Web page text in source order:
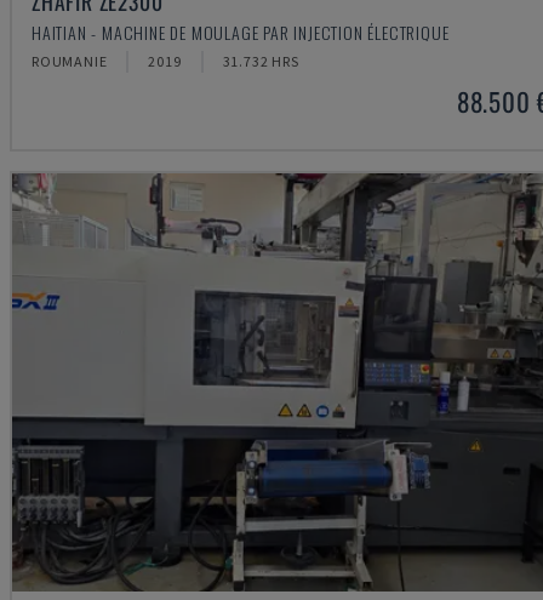
HAITIAN - MACHINE DE MOULAGE PAR INJECTION ÉLECTRIQUE
ROUMANIE 2019 31.732 HRS
88.500